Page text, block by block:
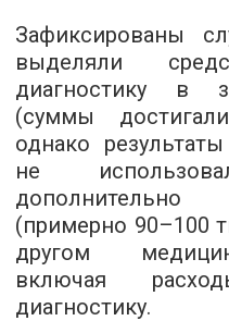
Зафиксированы
выделяли
диагностику в
(суммы
однако
не
(примерно 90–100
другом
включая
диагностику.